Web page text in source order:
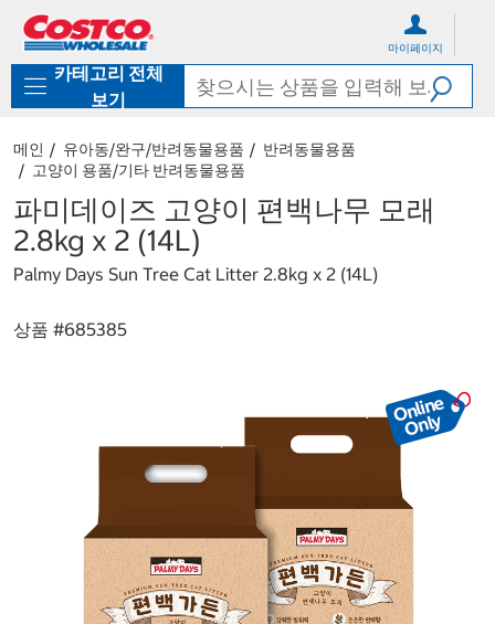
로
기
가
마이페이지
카테고리 전체
보기
메인 유아동/완구/반려동물용품
반려동물용품
고양이 용품/기타 반려동물용품
파미데이즈 고양이 편백나무 모래
2.8kg x 2 (14L)
Palmy Days Sun Tree Cat Litter 2.8kg x 2 (14L)
상품 #685385